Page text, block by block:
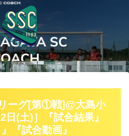
ーグ[第①戦]@大島小
(土)］『試合結果』
『試合動画』